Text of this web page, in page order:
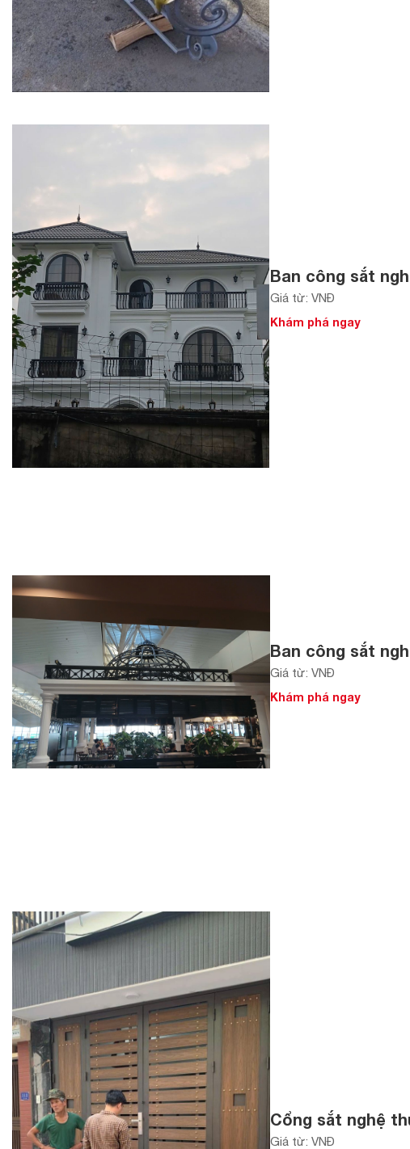
Ban công sắt
Giá từ: VNĐ
Khám phá ngay
Ban công sắt
Giá từ: VNĐ
Khám phá ngay
Cổng sắt nghệ
Giá từ: VNĐ